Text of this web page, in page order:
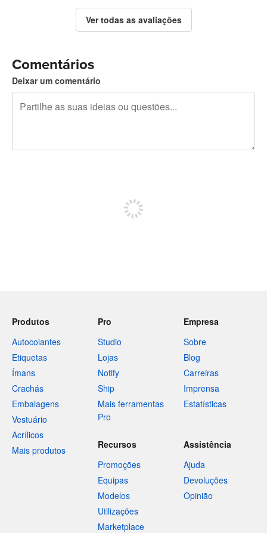
Ver todas as avaliações
Comentários
Deixar um comentário
Produtos
Autocolantes
Etiquetas
Ímans
Crachás
Embalagens
Vestuário
Acrílicos
Mais produtos
Pro
Studio
Lojas
Notify
Ship
Mais ferramentas
Pro
Empresa
Sobre
Blog
Carreiras
Imprensa
Estatísticas
Recursos
Promoções
Equipas
Modelos
Utilizações
Marketplace
Assistência
Ajuda
Devoluções
Opinião